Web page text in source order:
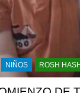
NIÑOS ROSH